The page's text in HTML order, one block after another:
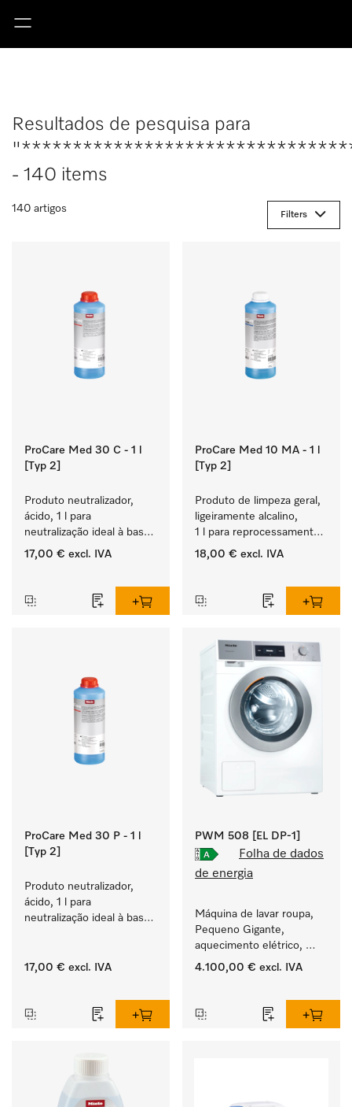
Resultados de pesquisa para
- 140 items
140 artigos
Filters
ProCare Med 30 C - 1 l
[Typ 2]
Produto neutralizador,
ácido, 1 l para
neutralização ideal à base
de ácidos orgânicos.
17,00 € excl. IVA
ProCare Med 10 MA - 1 l
[Typ 2]
Produto de limpeza geral,
ligeiramente alcalino,
1 l para reprocessamento
mecânico de
18,00 € excl. IVA
ProCare Med 30 P - 1 l
[Typ 2]
Produto neutralizador,
ácido, 1 l para
neutralização ideal à base
17,00 € excl. IVA
PWM 508 [EL DP-1]
Folha de dados
de energia
Máquina de lavar roupa,
Pequeno Gigante,
aquecimento elétrico,
bomba de esgoto e
Rendimento de 8 kg
4.100,00 € excl. IVA